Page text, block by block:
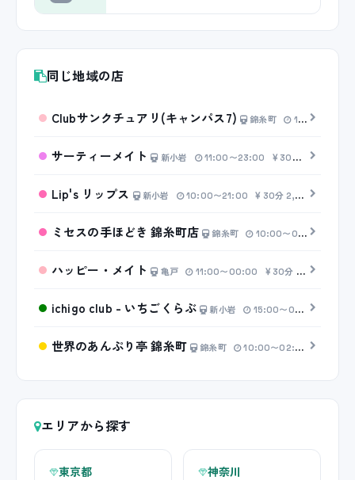
同じ地域の店
Clubサンクチュアリ(キャンパス7) 錦糸町 11:00〜17:00
サーティーメイト 新小岩 11:00〜23:00 30分 5,000円〜
Lip's リップス 新小岩 10:00〜21:00 30分 2,000円〜
ミセスの手ほどき 錦糸町店 錦糸町 10:00〜00:00
ハッピー・メイト 亀戸 11:00〜00:00 30分 4,500円〜
ichigo club - いちごくらぶ 新小岩 15:00〜00:00
世界のあんぷり亭 錦糸町 錦糸町 10:00〜02:00
エリアから探す
東京都 神奈川